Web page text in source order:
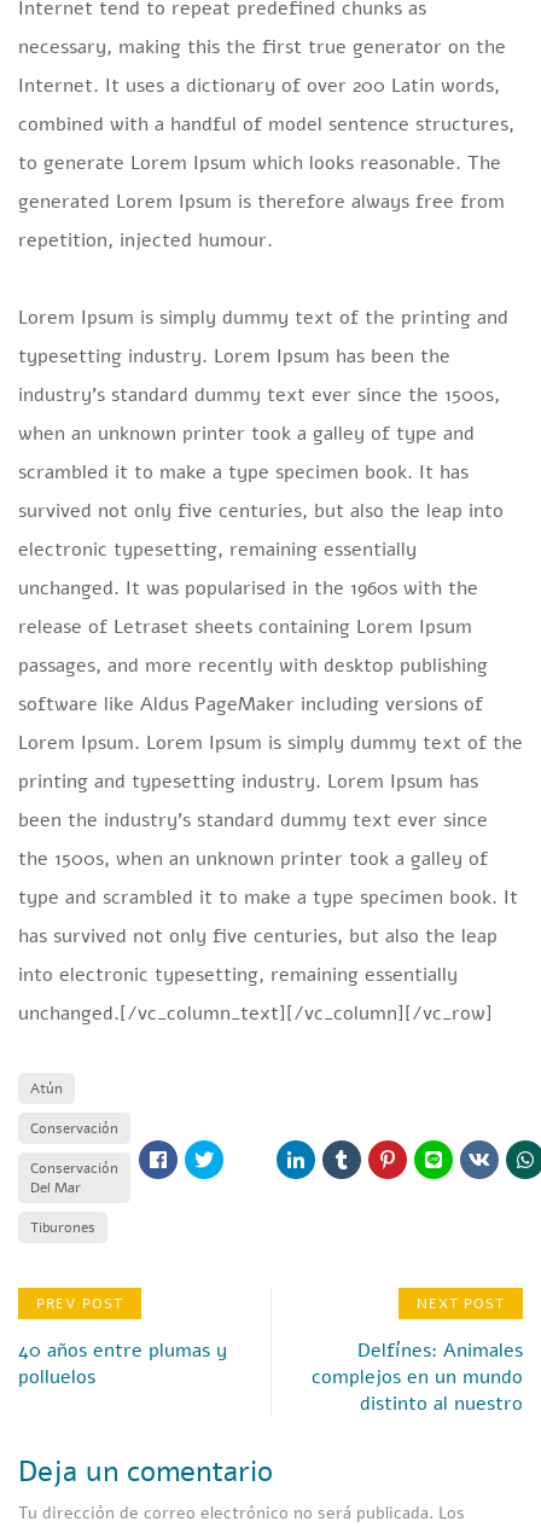
Internet tend to repeat predefined chunks as
necessary, making this the first true generator on the
Internet. It uses a dictionary of over 200 Latin words,
combined with a handful of model sentence structures,
to generate Lorem Ipsum which looks reasonable. The
generated Lorem Ipsum is therefore always free from
repetition, injected humour.
Lorem Ipsum is simply dummy text of the printing and
typesetting industry. Lorem Ipsum has been the
industry’s standard dummy text ever since the 1500s,
when an unknown printer took a galley of type and
scrambled it to make a type specimen book. It has
survived not only five centuries, but also the leap into
electronic typesetting, remaining essentially
unchanged. It was popularised in the 1960s with the
release of Letraset sheets containing Lorem Ipsum
passages, and more recently with desktop publishing
software like Aldus PageMaker including versions of
Lorem Ipsum. Lorem Ipsum is simply dummy text of the
printing and typesetting industry. Lorem Ipsum has
been the industry’s standard dummy text ever since
the 1500s, when an unknown printer took a galley of
type and scrambled it to make a type specimen book. It
has survived not only five centuries, but also the leap
into electronic typesetting, remaining essentially
unchanged.[/vc_column_text][/vc_column][/vc_row]
Atún
Conservación
Conservación
Del Mar
Tiburones
PREV POST
40 años entre plumas y
polluelos
NEXT POST
Delfínes: Animales
complejos en un mundo
distinto al nuestro
Deja un comentario
Tu dirección de correo electrónico no será publicada. Los